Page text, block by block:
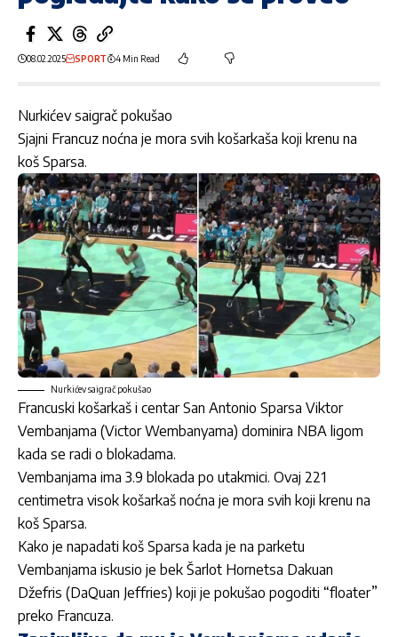
08.02.2025 SPORT 4 Min Read
Nurkićev saigrač pokušao
Sjajni Francuz noćna je mora svih košarkaša koji krenu na
koš Sparsa.
Nurkićev saigrač pokušao
Francuski košarkaš i centar San Antonio Sparsa Viktor
Vembanjama (Victor Wembanyama) dominira NBA ligom
kada se radi o blokadama.
Vembanjama ima 3.9 blokada po utakmici. Ovaj 221
centimetra visok košarkaš noćna je mora svih koji krenu na
koš Sparsa.
Kako je napadati koš Sparsa kada je na parketu
Vembanjama iskusio je bek Šarlot Hornetsa Dakuan
Džefris (DaQuan Jeffries) koji je pokušao pogoditi “floater”
preko Francuza.